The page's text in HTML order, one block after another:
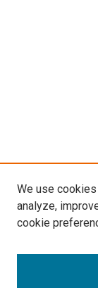
We use
analyze,
cookie